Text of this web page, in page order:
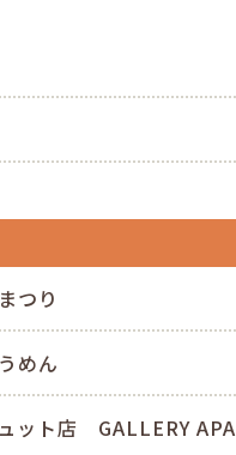
つり
めん
ット店 GALLERY APA